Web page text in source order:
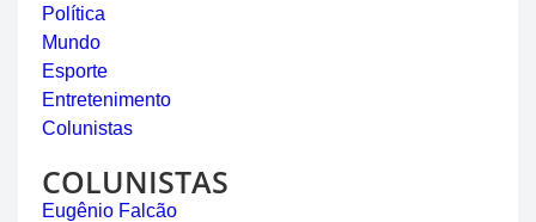
Política
Mundo
Esporte
Entretenimento
Colunistas
COLUNISTAS
Eugênio Falcão